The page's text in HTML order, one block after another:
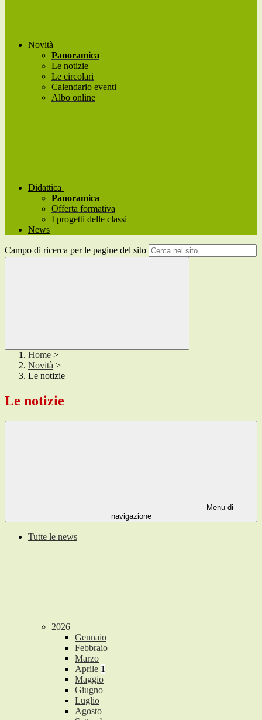
Novità
Panoramica
Le notizie
Le circolari
Calendario eventi
Albo online
Didattica
Panoramica
Offerta formativa
I progetti delle classi
News
Campo di ricerca per le pagine del sito
Home >
Novità >
Le notizie
Le notizie
Menu di
navigazione
Tutte le news
2026
Gennaio
Febbraio
Marzo
Aprile 1
Maggio
Giugno
Luglio
Agosto